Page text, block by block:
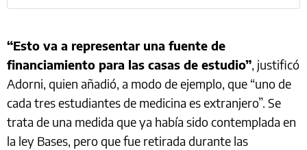
“Esto va a representar una fuente de
financiamiento para las casas de estudio”, justificó
Adorni, quien añadió, a modo de ejemplo, que “uno de
cada tres estudiantes de medicina es extranjero”. Se
trata de una medida que ya había sido contemplada en
la ley Bases, pero que fue retirada durante las